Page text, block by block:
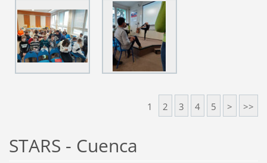
1 2 3 4 5 > >>
STARS - Cuenca